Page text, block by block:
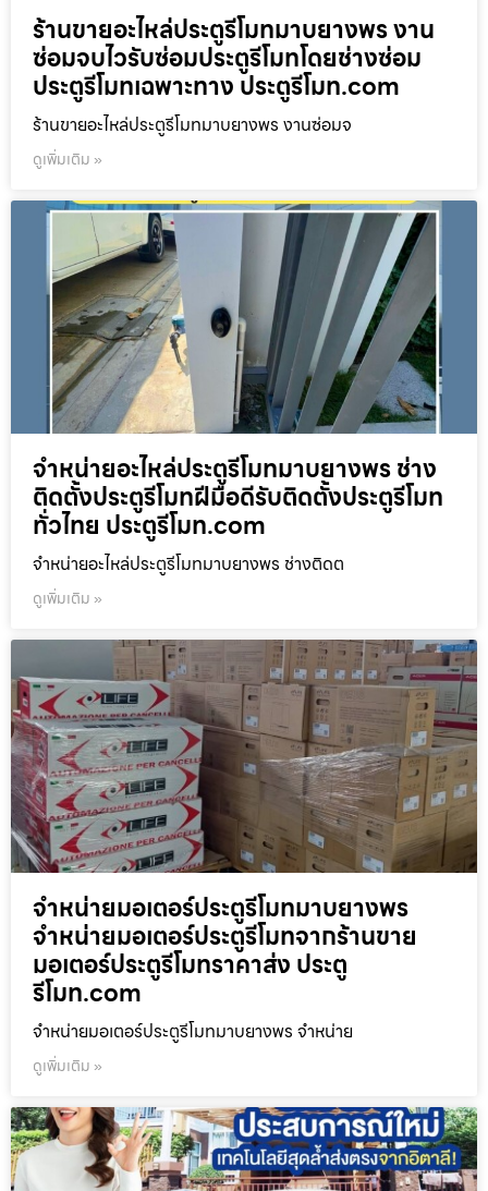
ร้านขายอะไหล่ประตูรีโมทมาบยางพร งาน
ซ่อมจบไวรับซ่อมประตูรีโมทโดยช่างซ่อม
ประตูรีโมทเฉพาะทาง ประตูรีโมท.com
ร้านขายอะไหล่ประตูรีโมทมาบยางพร งานซ่อมจ
ดูเพิ่มเติม »
จำหน่ายอะไหล่ประตูรีโมทมาบยางพร ช่าง
ติดตั้งประตูรีโมทฝีมือดีรับติดตั้งประตูรีโมท
ทั่วไทย ประตูรีโมท.com
จำหน่ายอะไหล่ประตูรีโมทมาบยางพร ช่างติดต
ดูเพิ่มเติม »
จำหน่ายมอเตอร์ประตูรีโมทมาบยางพร
จำหน่ายมอเตอร์ประตูรีโมทจากร้านขาย
มอเตอร์ประตูรีโมทราคาส่ง ประตู
รีโมท.com
จำหน่ายมอเตอร์ประตูรีโมทมาบยางพร จำหน่าย
ดูเพิ่มเติม »